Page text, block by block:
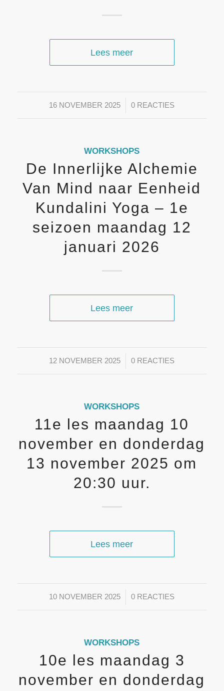
Lees meer
16 NOVEMBER 2025
/ 0 REACTIES
WORKSHOPS
De Innerlijke Alchemie
Van Mind naar Eenheid
Kundalini Yoga – 1e
seizoen maandag 12
januari 2026
Lees meer
12 NOVEMBER 2025
/ 0 REACTIES
WORKSHOPS
11e les maandag 10
november en donderdag
13 november 2025 om
20:30 uur.
Lees meer
10 NOVEMBER 2025
/ 0 REACTIES
WORKSHOPS
10e les maandag 3
november en donderdag